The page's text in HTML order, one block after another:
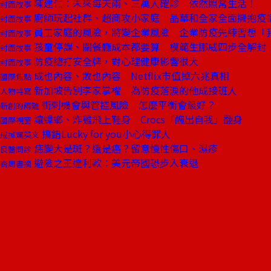
封面故事 陳建仁：未來每天兩、三萬人確診 依然照常生活！
封面故事 廚師玩起社群、超商攻小家庭 晶華和全家全面擁抱疫
封面故事 員工家庭的風險，將變企業風險 企業防疫先練習想「
封面故事 孩童停課、關餐廳成本都要算 模範生挪威四步全解封
封面故事 防疫總打安全牌，對心理健康影響很大
國際焦點 成也內容、敗也內容 Netflix市值掉六兆真相
人物特寫 新加坡告別李家掌權 為防疫落淚的他成接班人
新創的兩難 衝刺機會與管控風險 怎麼平衡會最好？
國際視窗 讓蟑螂、炸雞飛上鞋身 Crocs「醜出自我」翻身
戒掉爛英文 搞錯Lucky for you小心得罪人
良醫問診 痣變大是斑？還是癌？留意慢性傷口、濕疹
商周書摘 避險之王達利歐：美元帝國恐步入衰退